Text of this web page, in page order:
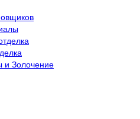
и Золочение